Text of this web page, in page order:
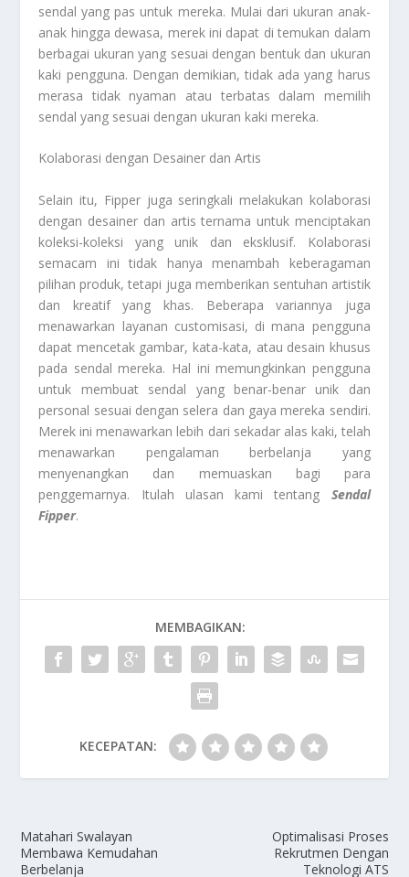
sendal yang pas untuk mereka. Mulai dari ukuran anak-
anak hingga dewasa, merek ini dapat di temukan dalam
berbagai ukuran yang sesuai dengan bentuk dan ukuran
kaki pengguna. Dengan demikian, tidak ada yang harus
merasa tidak nyaman atau terbatas dalam memilih
sendal yang sesuai dengan ukuran kaki mereka.
Kolaborasi dengan Desainer dan Artis
Selain itu, Fipper juga seringkali melakukan kolaborasi
dengan desainer dan artis ternama untuk menciptakan
koleksi-koleksi yang unik dan eksklusif. Kolaborasi
semacam ini tidak hanya menambah keberagaman
pilihan produk, tetapi juga memberikan sentuhan artistik
dan kreatif yang khas. Beberapa variannya juga
menawarkan layanan customisasi, di mana pengguna
dapat mencetak gambar, kata-kata, atau desain khusus
pada sendal mereka. Hal ini memungkinkan pengguna
untuk membuat sendal yang benar-benar unik dan
personal sesuai dengan selera dan gaya mereka sendiri.
Merek ini menawarkan lebih dari sekadar alas kaki, telah
menawarkan pengalaman berbelanja yang
menyenangkan dan memuaskan bagi para
penggemarnya. Itulah ulasan kami tentang Sendal
Fipper.
MEMBAGIKAN:
KECEPATAN:
Matahari Swalayan
Membawa Kemudahan
Berbelanja
Optimalisasi Proses
Rekrutmen Dengan
Teknologi ATS